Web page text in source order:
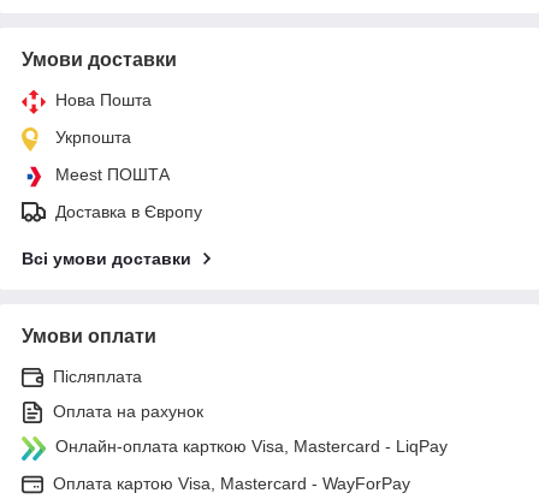
Умови доставки
Нова Пошта
Укрпошта
Meest ПОШТА
Доставка в Європу
Всі умови доставки
Умови оплати
Післяплата
Оплата на рахунок
Онлайн-оплата карткою Visa, Mastercard - LiqPay
Оплата картою Visa, Mastercard - WayForPay